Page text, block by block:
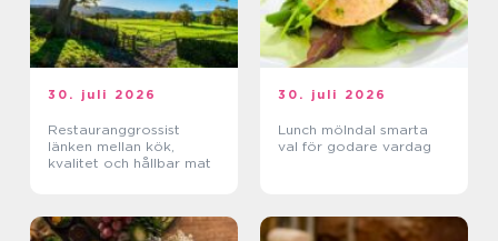
30. juli 2026
Restauranggrossist
länken mellan kök,
kvalitet och hållbar mat
30. juli 2026
Lunch mölndal smarta
val för godare vardag